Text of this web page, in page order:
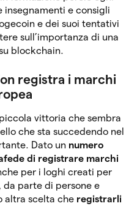
insegnamenti e consigli
e dei suoi tentativi
sull’importanza di una
blockchain.
registra i marchi
vittoria che sembra
che sta succedendo nel
Dato un numero
di registrare marchi
per i loghi creati per
, da parte di persone e
altra scelta che registrarli